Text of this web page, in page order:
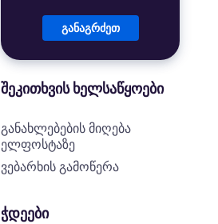
განაგრძეთ
შეკითხვის ხელსაწყოები
განახლებების მიღება
ელფოსტაზე
ვებარხის გამოწერა
ჭდეები